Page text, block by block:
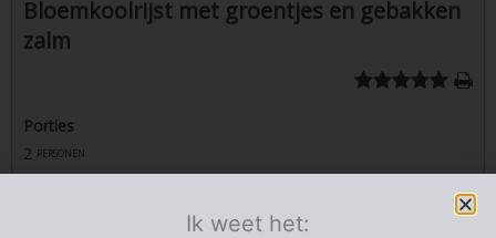
Bloemkoolrijst met groentjes en gebakken
zalm
Porties
2 personen
Ik weet het: